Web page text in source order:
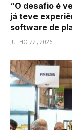
“O desafio é
já teve
software de
JULHO 22, 2026